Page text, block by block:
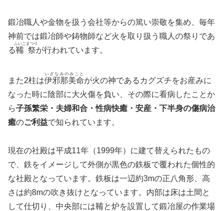
鍛冶職人や金物を扱う会社等からの篤い崇敬を集め、毎年
神前では鍛冶師や鋳物師など火を取り扱う職人の祭りであ
る鞴祭
ふいごまつり
が行われています。
また2柱は伊邪那美命
いざなみのみこと
が火の神であるカグズチをお産みに
なった時に陰部に大火傷を負い、その際に看病したことか
ら子孫繁栄・夫婦和合・性病快癒・安産・下半身の傷病治
癒のご利益で知られています。
現在の社殿は平成11年（1999年）に建て替えられたもの
で、鉄をイメージして外側が黒色の鉄板で覆われた個性的
な社殿となっています。鉄板は一辺約3mの正八角形、高
さは約8mの吹き抜けとなっています。内部は床は土間と
して仕切り、中央部には鞴と炉を設置して鍛冶屋の作業場